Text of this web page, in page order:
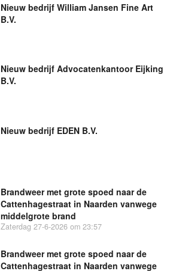
Nieuw bedrijf William Jansen Fine Art
B.V.
Nieuw bedrijf Advocatenkantoor Eijking
B.V.
Nieuw bedrijf EDEN B.V.
Brandweer met grote spoed naar de
Cattenhagestraat in Naarden vanwege
middelgrote brand
Zaterdag 27-6-2026 om 23:57
Brandweer met grote spoed naar de
Cattenhagestraat in Naarden vanwege